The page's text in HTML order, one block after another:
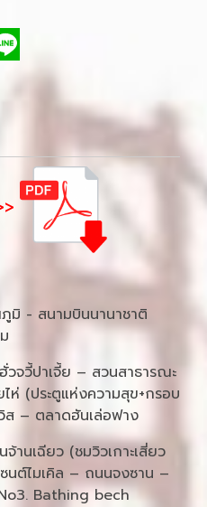
มิ - สนามบินนานาชาติ
จวี้ปาเจี้ย – สวนสาธารณะ
ห่ (ประตูแห่งความสุข+กรอบ
ส – ตลาดฮันเล่อฟาง
านเฉียว (ชมวิวเกาะเสี่ยว
ซนต์ไมเคิล – ถนนจงซาน –
Bathing bech